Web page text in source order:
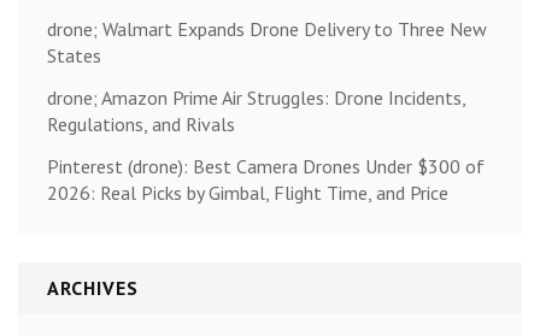
drone; Walmart Expands Drone Delivery to Three New
States
drone; Amazon Prime Air Struggles: Drone Incidents,
Regulations, and Rivals
Pinterest (drone): Best Camera Drones Under $300 of
2026: Real Picks by Gimbal, Flight Time, and Price
ARCHIVES